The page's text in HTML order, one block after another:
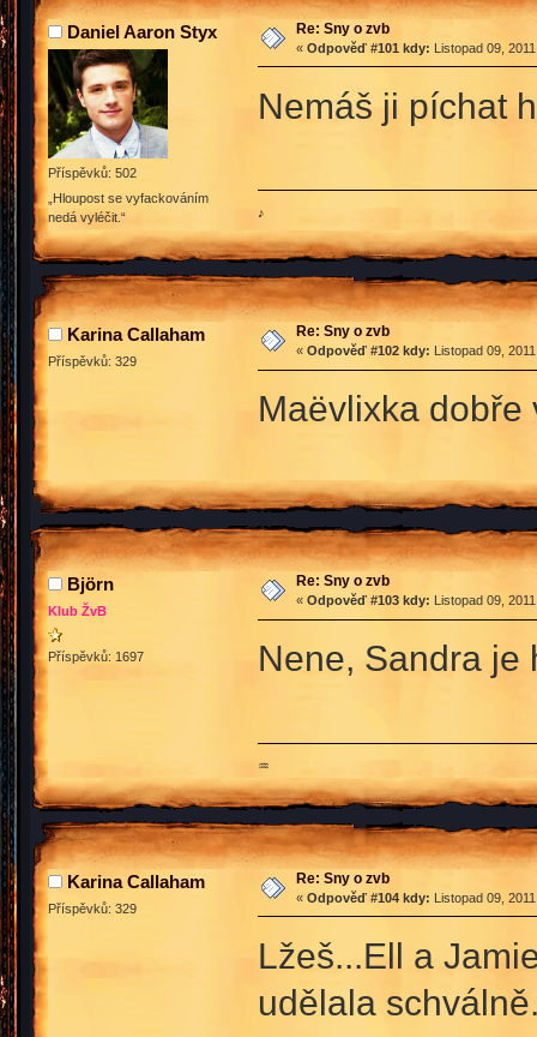
Daniel Aaron Styx
Příspěvků: 502
„Hloupost se vyfackováním
nedá vyléčit.“
Re: Sny o zvb
« Odpověď #101 kdy: Listopad 09,
Nemáš ji píchat
♪
Karina Callaham
Příspěvků: 329
Re: Sny o zvb
« Odpověď #102 kdy: Listopad 09,
Maëvlixka
Björn
Klub ŽvB
Příspěvků: 1697
Re: Sny o zvb
« Odpověď #103 kdy: Listopad 09,
Nene, Sandra
♒
Karina Callaham
Příspěvků: 329
Re: Sny o zvb
« Odpověď #104 kdy: Listopad 09,
Lžeš...Ell a
udělala